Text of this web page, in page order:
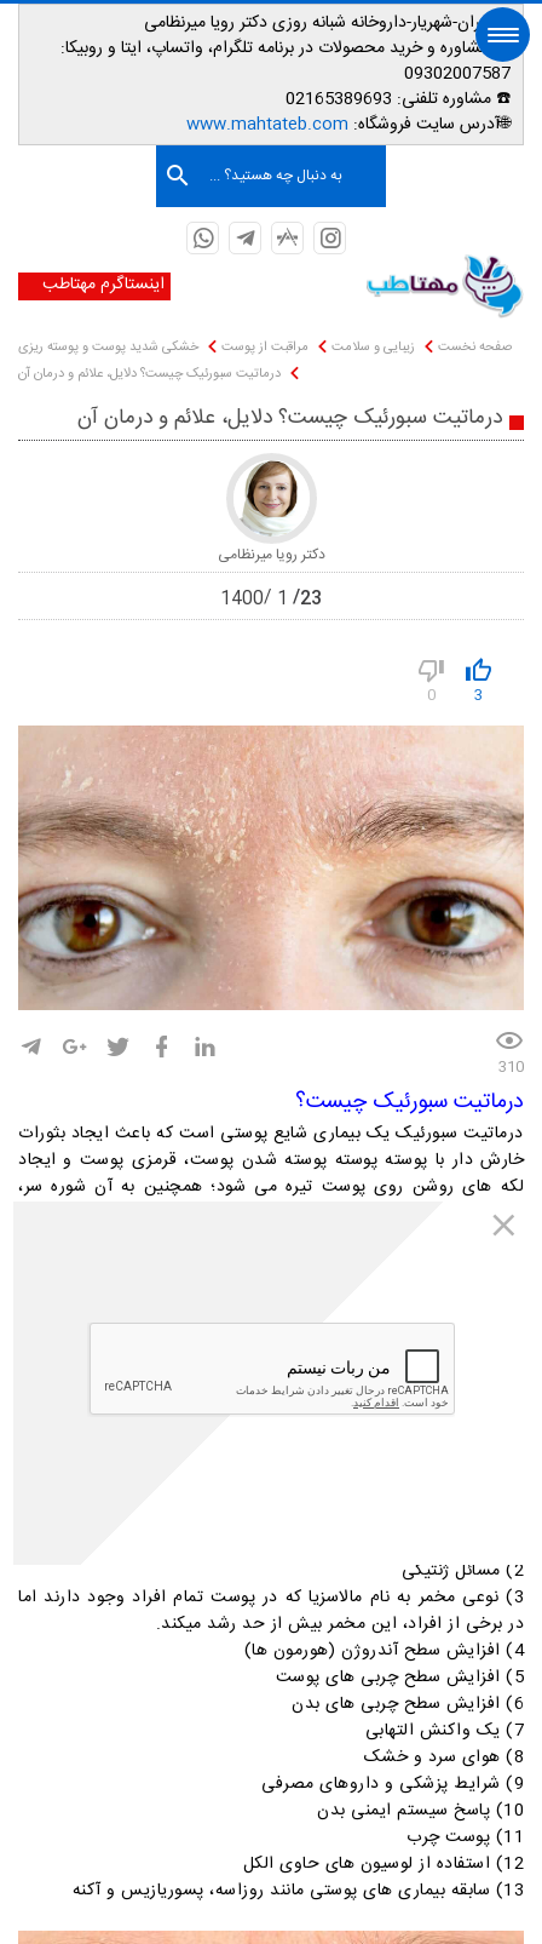
📌تهران-شهریار-داروخانه شبانه روزی دکتر رویا میرنظامی
📱مشاوره و خرید محصولات در برنامه تلگرام، واتساپ، ایتا و روبیکا:
09302007587
☎️ مشاوره تلفنی:
🌐آدرس سایت فروشگاه: www.mahtateb.com
به دنبال چه هستید؟ ...
اینستاگرم مهتاطب
صفحه نخست زیبایی و سلامت مراقبت از پوست
خشکی شدید پوست و پوسته ریزی
درماتیت سبورئیک چیست؟ دلایل، علائم و درمان آن
درماتیت سبورئیک چیست؟ دلایل، علائم و درمان آن
دکتر رویا میرنظامی
23
1
1400
3
0
310
درماتیت سبورئیک چیست؟
درماتیت سبورئیک یک بیماری شایع پوستی است که باعث ایجاد بثورات
خارش دار با پوسته پوسته پوسته شدن پوست، قرمزی پوست و ایجاد
لکه های روشن روی پوست تیره می شود؛ همچنین به آن شوره سر،
سبوره ، اگزمای سبورئیک و پسوریازیس سبوره ای گفته می شود.
درماتیت سبورئیک به پسوریازیس،
این مقاله به طور کامل به بررسی علل، علائم و درمان درماتیت سبورئیک
2) مسائل ژنتیکی
3) نوعی مخمر به نام مالاسزیا که در پوست تمام افراد وجود دارند اما
در برخی از افراد، این مخمر بیش از حد رشد میکند.
4) افزایش سطح آندروژن (هورمون ها)
5) افزایش سطح چربی های پوست
6) افزایش سطح چربی های بدن
7) یک واکنش التهابی
8) هوای سرد و خشک
9) شرایط پزشکی و داروهای مصرفی
10) پاسخ سیستم ایمنی بدن
11) پوست چرب
12) استفاده از لوسیون های حاوی الکل
13) سابقه بیماری های پوستی مانند روزاسه، پسوریازیس و آکنه